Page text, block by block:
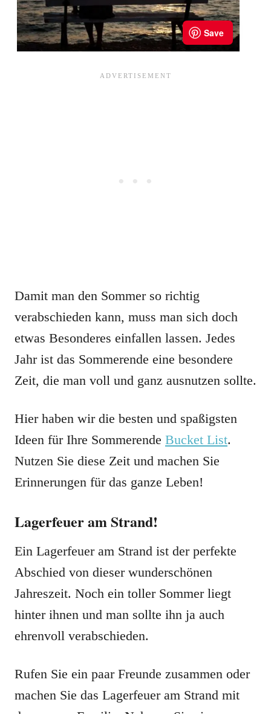
Damit man den Sommer so richtig
verabschieden kann, muss man sich doch
etwas Besonderes einfallen lassen. Jedes
Jahr ist das Sommerende eine besondere
Zeit, die man voll und ganz ausnutzen sollte.
Hier haben wir die besten und spaßigsten
Ideen für Ihre Sommerende Bucket List.
Nutzen Sie diese Zeit und machen Sie
Erinnerungen für das ganze Leben!
Lagerfeuer am Strand!
Ein Lagerfeuer am Strand ist der perfekte
Abschied von dieser wunderschönen
Jahreszeit. Noch ein toller Sommer liegt
hinter ihnen und man sollte ihn ja auch
ehrenvoll verabschieden.
Rufen Sie ein paar Freunde zusammen oder
machen Sie das Lagerfeuer am Strand mit